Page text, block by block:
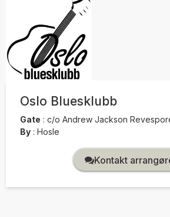
Oslo Bluesklubb
Gate : c/o Andrew Jackson
By : Hosle
Kontakt